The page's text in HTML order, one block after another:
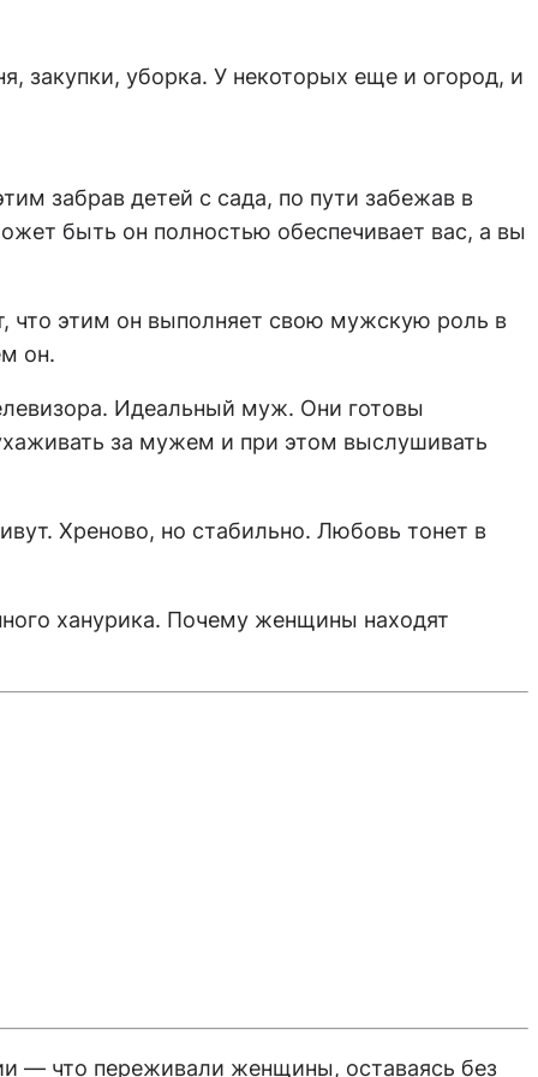
закупки, уборка. У некоторых еще и огород, и
забрав детей с сада, по пути забежав в
быть он полностью обеспечивает вас, а вы
что этим он выполняет свою мужскую роль в
он.
Идеальный муж. Они готовы
за мужем и при этом выслушивать
Хреново, но стабильно. Любовь тонет в
ханурика. Почему женщины находят
— что переживали женщины, оставаясь без